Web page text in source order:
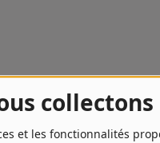
collectons
et les fonctionnalités